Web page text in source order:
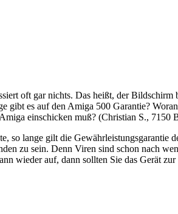
oft gar nichts. Das heißt, der
gibt es auf den Amiga 500 Garantie?
einschicken muß? (Christian S., 7150
so lange gilt die
zu sein. Denn Viren sind schon nach
wieder auf, dann sollten Sie das Gerät